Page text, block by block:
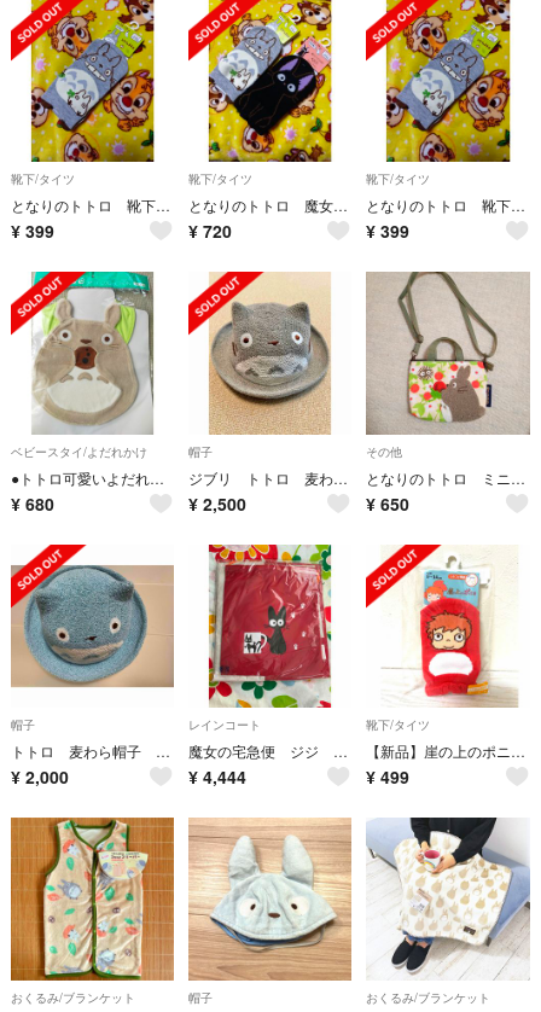
靴下/タイツ
となりのトトロ 靴下 子供靴下
¥ 399
靴下/タイツ
となりのトトロ 魔女の宅急便ジジ 靴下
¥ 720
靴下/タイツ
となりのトトロ 靴下 ソックス
¥ 399
ベビースタイ/よだれかけ
●トトロ可愛いよだれかけ●新品
¥ 680
帽子
ジブリ トトロ 麦わら帽子 52cm グレー
¥ 2,500
その他
となりのトトロ ミニポシェットバッグ おいしい野いちご
¥ 650
帽子
トトロ 麦わら帽子 52cm
¥ 2,000
レインコート
魔女の宅急便 ジジ 子供用レインポンチョ 110
¥ 4,444
靴下/タイツ
【新品】崖の上のポニョ 靴下 9〜14cm
¥ 499
おくるみ/ブランケット 帽子 おくるみ/ブランケット